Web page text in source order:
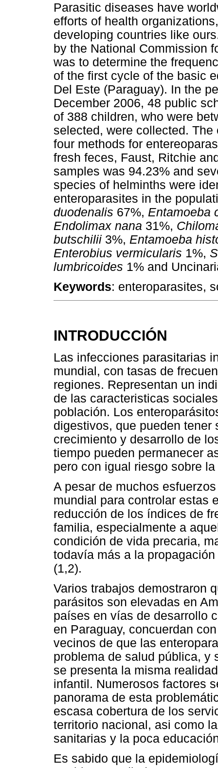
Parasitic diseases have
efforts of health
developing countries like
by the National Commission
was to determine the
of the first cycle of the basic
Del Este (Paraguay). In the
December 2006, 48 public
of 388 children, who were
selected, were collected.
four methods for
fresh feces, Faust, Ritchie
samples was 94.23% and
species of helminths were
enteroparasites in the
duodenalis 67%, Entamoeba
Endolimax nana 31%,
butschilii 3%, Entamoeba
Enterobius vermicularis 1%,
lumbricoides 1% and
Keywords: enteroparasites,
INTRODUCCIÓN
Las infecciones parasitarias
mundial, con tasas de
regiones. Representan un
de las caracteristicas
población. Los
digestivos, que pueden tener
crecimiento y desarrollo de
tiempo pueden permanecer
pero con igual riesgo sobre
A pesar de muchos
mundial para controlar estas
reducción de los índices de
familia, especialmente a
condición de vida precaria,
todavía más a la
(1,2).
Varios trabajos demostraron
parásitos son elevadas en
países en vías de desarrollo
en Paraguay, concuerdan
vecinos de que las
problema de salud pública, y
se presenta la misma
infantil. Numerosos factores
panorama de esta
escasa cobertura de los
territorio nacional, asi como
sanitarias y la poca
Es sabido que la